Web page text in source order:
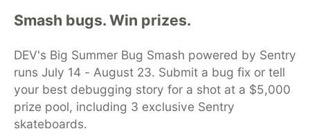
Rodando localmente o storybook com
Smash bugs. Win prizes.
DEV's Big Summer Bug Smash powered by Sentry
runs July 14 - August 23. Submit a bug fix or tell
your best debugging story for a shot at a $5,000
prize pool, including 3 exclusive Sentry
skateboards.